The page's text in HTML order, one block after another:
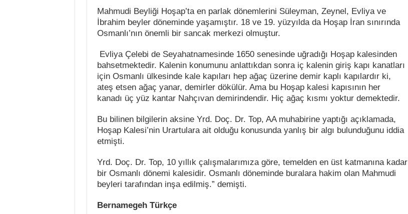
Mahmudi Beyliği Hoşap’ta en parlak dönemlerini Süleyman, Zeynel, Evliya ve
İbrahim beyler döneminde yaşamıştır. 18 ve 19. yüzyılda da Hoşap İran sınırında
Osmanlı’nın önemli bir sancak merkezi olmuştur.
Evliya Çelebi de Seyahatnamesinde 1650 senesinde uğradığı Hoşap kalesinden
bahsetmektedir. Kalenin konumunu anlattıkdan sonra iç kalenin giriş kapı kanatları
için Osmanlı ülkesinde kale kapıları hep ağaç üzerine demir kaplı kapılardır ki,
ateş etsen ağaç yanar, demirler dökülür. Ama bu Hoşap kalesi kapısının her
kanadı üç yüz kantar Nahçıvan demirindendir. Hiç ağaç kısmı yoktur demektedir.
Bu bilinen bilgilerin aksine Yrd. Doç. Dr. Top, AA muhabirine yaptığı açıklamada,
Hoşap Kalesi’nin Urartulara ait olduğu konusunda yanlış bir algı bulunduğunu iddia
etmişti.
Yrd. Doç. Dr. Top, 10 yıllık çalışmalarımıza göre, temelden en üst katmanına kadar
bir Osmanlı dönemi kalesidir. Osmanlı döneminde buralara hakim olan Mahmudi
beyleri tarafından inşa edilmiş.” demişti.
Bernamegeh Türkçe